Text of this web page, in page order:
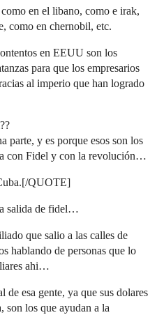
en el libano, como e irak,
como en chernobil, etc.
en EEUU son los
para que los empresarios
al imperio que han logrado
parte, y es porque esos son los
con Fidel y con la revolución…
QUOTE]
salida de fidel…
que salio a las calles de
hablando de personas que lo
ahi…
esa gente, ya que sus dolares
son los que ayudan a la